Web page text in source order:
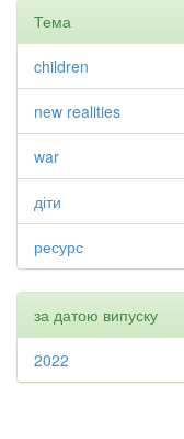
Тема
children
new realities
war
діти
ресурс
за датою випуску
2022